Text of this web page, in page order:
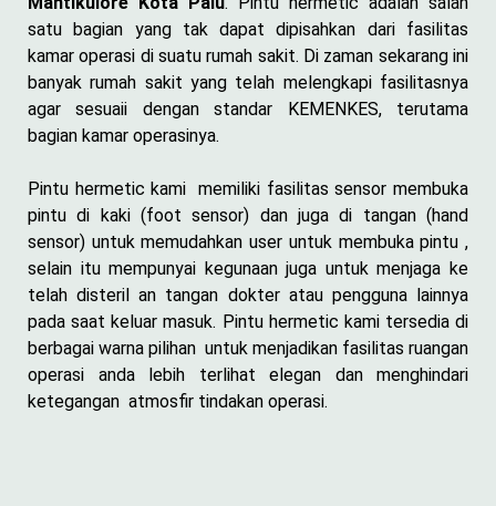
satu bagian yang tak dapat dipisahkan dari fasilitas
kamar operasi di suatu rumah sakit. Di zaman sekarang ini
banyak rumah sakit yang telah melengkapi fasilitasnya
agar sesuaii dengan standar KEMENKES, terutama
bagian kamar operasinya.
Pintu hermetic kami memiliki fasilitas sensor membuka
pintu di kaki (foot sensor) dan juga di tangan (hand
sensor) untuk memudahkan user untuk membuka pintu ,
selain itu mempunyai kegunaan juga untuk menjaga ke
telah disteril an tangan dokter atau pengguna lainnya
pada saat keluar masuk. Pintu hermetic kami tersedia di
berbagai warna pilihan untuk menjadikan fasilitas ruangan
operasi anda lebih terlihat elegan dan menghindari
ketegangan atmosfir tindakan operasi.